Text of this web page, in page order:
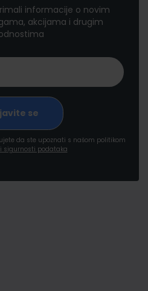
informacije o novim
akcijama i drugim
da ste upoznati s našom politikom
sigurnosti podataka